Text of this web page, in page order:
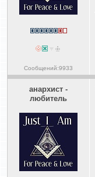
Сообщений:9933
анархист -
любитель